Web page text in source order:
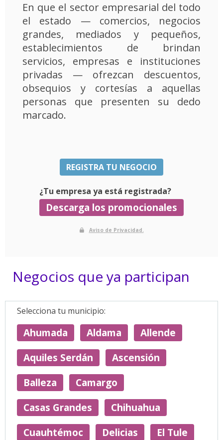
En que el sector empresarial del todo
el estado — comercios, negocios
grandes, mediados y pequeños,
establecimientos de brindan
servicios, empresas e instituciones
privadas — ofrezcan descuentos,
obsequios y cortesías a aquellas
personas que presenten su dedo
marcado.
REGISTRA TU NEGOCIO
¿Tu empresa ya está registrada?
Descarga los promocionales
Aviso de Privacidad.
Negocios que ya participan
Selecciona tu municipio:
Ahumada Aldama
Allende
Aquiles Serdán
Ascensión
Balleza
Camargo
Casas Grandes
Chihuahua
Cuauhtémoc
Delicias
El Tule